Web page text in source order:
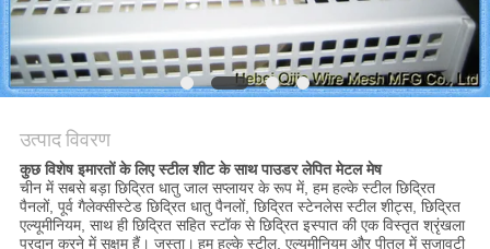
PRIVACY
POLICY
उत्पाद विवरण
कुछ विशेष इमारतों के लिए स्टील शीट के साथ पाउडर लेपित मेटल मेष
चीन में सबसे बड़ा छिद्रित धातु जाल सप्लायर के रूप में, हम हल्के स्टील छिद्रित
पैनलों, पूर्व गैलेक्सीस्टेड छिद्रित धातु पैनलों, छिद्रित स्टेनलेस स्टील शीट्स, छिद्रित
एल्यूमीनियम, साथ ही छिद्रित सहित स्टॉक से छिद्रित इस्पात की एक विस्तृत श्रृंखला
प्रदान करने में सक्षम हैं। जस्ता। हम हल्के स्टील, एल्यूमीनियम और पीतल में सजावटी